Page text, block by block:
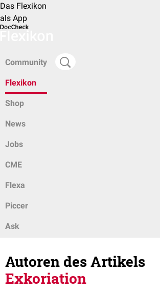
Das Flexikon
als App
Community
Flexikon
Shop
News
Jobs
CME
Flexa
Piccer
Ask
Autoren des Artikels
Exkoriation